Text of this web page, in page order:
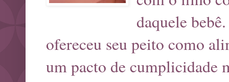
daquele
ofereceu seu peito como
um pacto de cumplicidade